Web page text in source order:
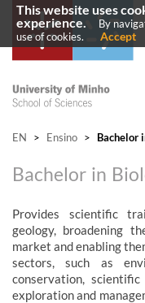
EN > Ensino > Bachelor
Bachelor in
Provides scientific
geology, broadening
market and enabling
sectors, such as
conservation,
exploration and
This website uses
experience.
By
use of cookies.
Accept